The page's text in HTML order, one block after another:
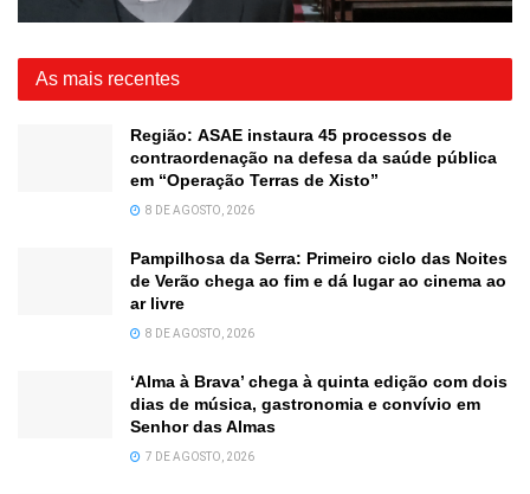
As mais recentes
Região: ASAE instaura 45 processos de
contraordenação na defesa da saúde pública
em “Operação Terras de Xisto”
8 DE AGOSTO, 2026
Pampilhosa da Serra: Primeiro ciclo das Noites
de Verão chega ao fim e dá lugar ao cinema ao
ar livre
8 DE AGOSTO, 2026
‘Alma à Brava’ chega à quinta edição com dois
dias de música, gastronomia e convívio em
Senhor das Almas
7 DE AGOSTO, 2026